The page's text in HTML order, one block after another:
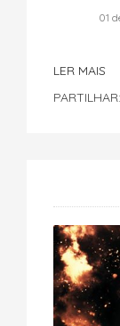
01
LER MAIS
PARTILHAR: